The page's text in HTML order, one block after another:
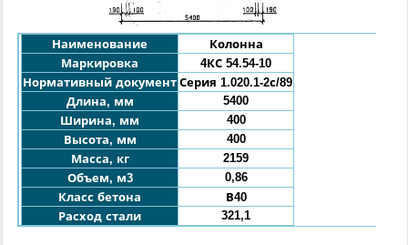
Наименование
Колонна
Маркировка
4КС 54.54-10
Нормативный документ Серия 1.020.1-2с/89
Длина, мм
5400
Ширина, мм
400
Высота, мм
400
Масса, кг
2159
Объем, м3
0,86
Класс бетона
В40
Расход стали
321,1